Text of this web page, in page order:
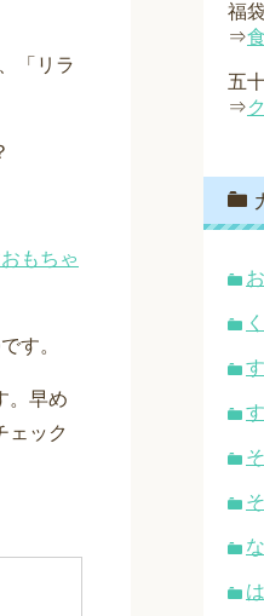
「リラ
もちゃ
す。
。早め
ェック
福
⇒
五
⇒